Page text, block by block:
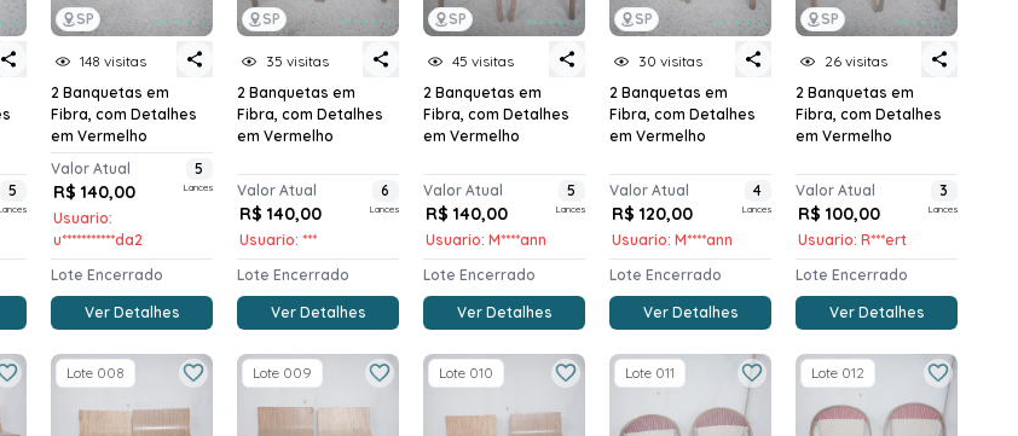
5
SP
148 visitas
2 Banquetas em
Fibra, com Detalhes
em Vermelho
Valor Atual
R$ 140,00
Usuario:
u***********da2
5
Lances
Lote Encerrado
Ver Detalhes
SP
35 visitas
2 Banquetas em
Fibra, com Detalhes
em Vermelho
Valor Atual
R$ 140,00
Usuario: ***
6
Lances
Lote Encerrado
Ver Detalhes
SP
45 visitas
2 Banquetas em
Fibra, com Detalhes
em Vermelho
Valor Atual
R$ 140,00
Usuario: M****ann
5
Lances
Lote Encerrado
Ver Detalhes
SP
30 visitas
2 Banquetas em
Fibra, com Detalhes
em Vermelho
Valor Atual
R$ 120,00
Usuario: M****ann
4
Lances
Lote Encerrado
Ver Detalhes
SP
26 visitas
2 Banquetas em
Fibra, com Detalhes
em Vermelho
Valor Atual
R$ 100,00
Usuario: R***ert
3
Lances
Lote Encerrado
Ver Detalhes
Lote 008 Lote 009 Lote 010 Lote 011 Lote 012